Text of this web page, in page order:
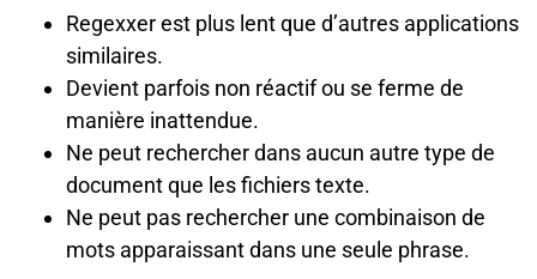
Regexxer est plus lent que d’autres applications
similaires.
Devient parfois non réactif ou se ferme de
manière inattendue.
Ne peut rechercher dans aucun autre type de
document que les fichiers texte.
Ne peut pas rechercher une combinaison de
mots apparaissant dans une seule phrase.